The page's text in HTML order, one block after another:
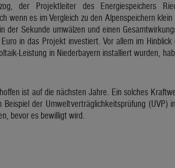
der Projektleiter des Energiespeichers
wenn es im Vergleich zu den Alpenspeichern
der Sekunde umwälzen und einen
in das Projekt investiert. Vor allem im
Leistung in Niederbayern installiert wurden,
ist auf die nächsten Jahre. Ein solches
der Umweltverträglichkeitsprüfung (UVP)
bevor es bewilligt wird.